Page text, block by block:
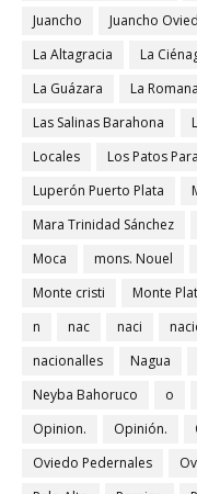
Juancho
Juancho
La Altagracia
La
La Guázara
La Romana
Las Salinas Barahona
Locales
Los Patos
Luperón Puerto Plata
Mara Trinidad Sánchez
Moca
mons. Nouel
Monte cristi
Monte
n
nac naci
nacionalles
Nagua
Neyba Bahoruco
o
Opinion.
Opinión.
Oviedo Pedernales